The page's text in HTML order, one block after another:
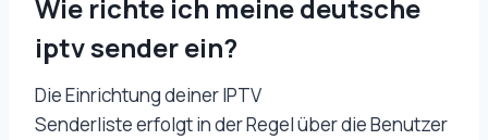
Wie richte ich meine deutsche
iptv sender ein?
Die Einrichtung deiner IPTV
Senderliste erfolgt in der Regel über die Benutzer